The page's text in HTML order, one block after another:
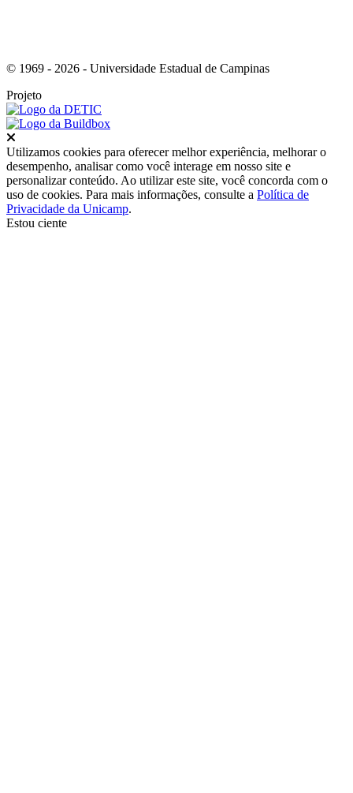
© 1969 - 2026 - Universidade Estadual de Campinas
Projeto
Utilizamos cookies para oferecer melhor experiência, melhorar o
desempenho, analisar como você interage em nosso site e
personalizar conteúdo. Ao utilizar este site, você concorda com o
uso de cookies. Para mais informações, consulte a Política de
Privacidade da Unicamp.
Estou ciente